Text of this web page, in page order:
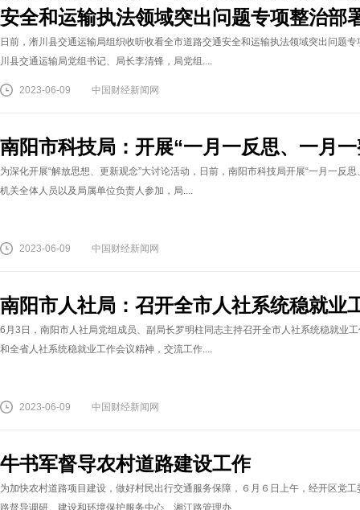
安全和运输执法领域突出问题专项整治部
日前，淅川县交通运输局组织收听收看全市道路交通安全和运输执法领域突出问题
川县交通运输局党组书记、局长李清锋，局党组....
2023-06-09 中国财经新闻网
南阳市科技局：开展“一月一反思、一月
为深化开展“解放思想、更新观念”大讨论活动，日前，南阳市科技局开展“一月一反
机关全体人员以及局属单位负责人参加，局....
2023-06-09 中国财经新闻网
南阳市人社局：召开全市人社系统稳就业
6月3日，南阳市人社局党组成员、副局长罗明柱同志主持召开全市人社系统稳就业
和全省人社系统稳就业工作会议精神，交流工作....
2023-06-09 中国财经新闻网
牛书军督导农村道路建设工作
为加快农村道路项目建设，做好村民出行交通服务保障，６月６日上午，经开区党
路督导调研。建设和环境保护服务中心、湘江路管理办....